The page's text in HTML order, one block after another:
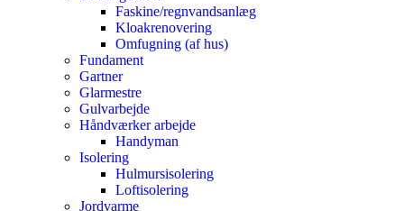
Faskine/regnvandsanlæg
Kloakrenovering
Omfugning (af hus)
Fundament
Gartner
Glarmestre
Gulvarbejde
Håndværker arbejde
Handyman
Isolering
Hulmursisolering
Loftisolering
Jordvarme